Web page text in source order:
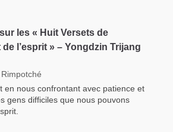
les « Huit Versets de
de l’esprit » – Yongdzin Trijang
en nous confrontant avec patience et
gens difficiles que nous pouvons